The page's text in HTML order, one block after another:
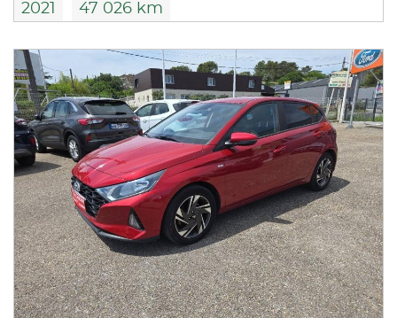
2021 47 026 km